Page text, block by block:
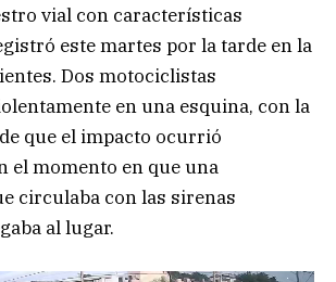
vial con características
este martes por la tarde en la
Dos motociclistas
en una esquina, con la
que el impacto ocurrió
el momento en que una
circulaba con las sirenas
al lugar.